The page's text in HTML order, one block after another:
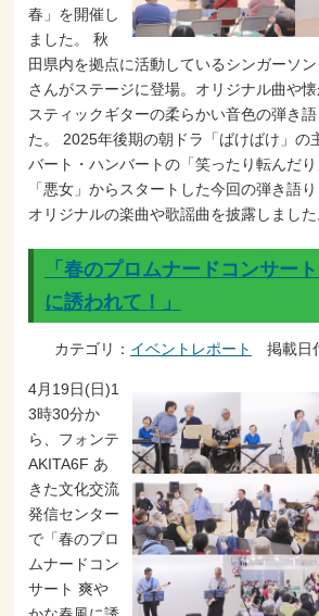
春」を開催し
ました。 秋
田県内を拠点に活動しているシンガーソ
さんがステージに登場。オリジナル曲や
スティックギターの柔らかい音色の弾き
た。 2025年後期の朝ドラ「ばけばけ」の
バート・ハンバートの「笑ったり転んだ
「悪女」からスタートした今回の弾き語
オリジナルの楽曲や歌謡曲を披露しまし
「春のプロムナードコンサー
に誘われて！」
カテゴリ： イベントレポート 掲載日
4月19日(日)1
3時30分か
ら、フォンテ
AKITA6F あ
きた文化交流
発信センター
で「春のプロ
ムナードコン
サート 爽や